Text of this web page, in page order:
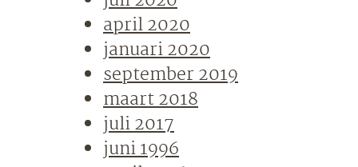
april 2020
januari 2020
september 2019
maart 2018
juli 2017
juni 1996